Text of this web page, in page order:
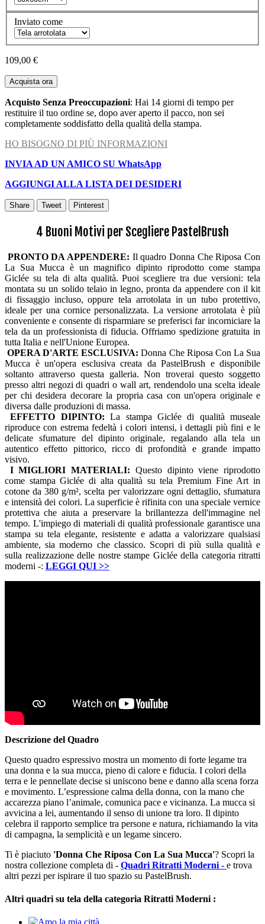
Inviato come
109,00 €
Acquista ora
Acquisto Senza Preoccupazioni: Hai 14 giorni di tempo per
restituire il tuo ordine se, dopo aver aperto il pacco, non sei
completamente soddisfatto della qualità della stampa.
HO BISOGNO DI PIÙ INFORMAZIONI
INVIA AD UN AMICO SU WhatsApp
AGGIUNGI ALLA LISTA DEI DESIDERI
Share Tweet Pinterest
4 Buoni Motivi per Scegliere PastelBrush
PRONTO DA APPENDERE: Il quadro Donna Che Riposa Con
La Sua Mucca è un magnifico dipinto riprodotto come stampa
Giclée su tela di alta qualità. Puoi scegliere tra due versioni: tela
montata su un solido telaio in legno, pronta da appendere con il kit
di fissaggio incluso, oppure tela arrotolata in un tubo protettivo,
ideale per una cornice personalizzata. La versione arrotolata è più
conveniente e consente di risparmiare se preferisci far incorniciare la
tela da un professionista di fiducia. Offriamo spedizione gratuita in
tutta Italia e nell'Unione Europea.
OPERA D'ARTE ESCLUSIVA:Donna Che Riposa Con La Sua
Mucca è un'opera esclusiva creata da PastelBrush e disponibile
soltanto attraverso questa galleria. Non troverai questo soggetto
presso altri negozi di quadri o wall art, rendendolo una scelta ideale
per chi desidera decorare la propria casa con un'opera originale e
diversa dalle produzioni di massa.
EFFETTO DIPINTO: La stampa Giclée di qualità museale
riproduce con estrema fedeltà i colori intensi, i dettagli più fini e le
delicate sfumature del dipinto originale, regalando alla tela un
autentico effetto pittorico, ricco di profondità e grande impatto
visivo.
I MIGLIORI MATERIALI: Questo dipinto viene riprodotto
come stampa Giclée di alta qualità su tela Premium Fine Art in
cotone da 380 g/m², scelta per valorizzare ogni dettaglio, sfumatura
e intensità dei colori. La superficie è rifinita con una speciale vernice
protettiva che aiuta a preservare la brillantezza dell'immagine nel
tempo. L'impiego di materiali di qualità professionale garantisce una
stampa su tela elegante, resistente e adatta a valorizzare qualsiasi
ambiente, sia moderno che classico. Scopri di più sulla qualità e
sulla realizzazione delle nostre stampe Giclée della categoria ritratti
moderni -: LEGGI QUI >>
Descrizione del Quadro
Questo quadro espressivo mostra un momento di forte legame tra
una donna e la sua mucca, pieno di calore e fiducia. I colori della
terra e le pennellate decise si uniscono bene e danno alla scena forza
e movimento. L’espressione calma della donna, con la mano che
accarezza piano l’animale, comunica pace e vicinanza. La mucca si
avvicina a lei, aumentando il senso di unione tra loro. Il dipinto
celebra il rapporto semplice tra persone e natura, richiamando la vita
di campagna, la semplicità e un legame sincero.
Ti è piaciuto 'Donna Che Riposa Con La Sua Mucca'? Scopri la
nostra collezione completa di - Quadri Ritratti Moderni - e trova
altri pezzi per ispirare il tuo spazio su PastelBrush.
Altri quadri su tela della categoria Ritratti Moderni :